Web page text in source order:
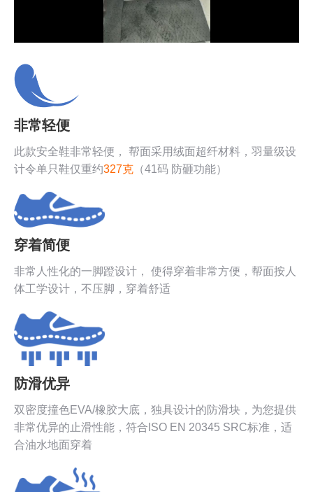
视
非常轻便
此款安全鞋非常轻便， 帮面采用绒面超纤材料，羽量级设
计令单只鞋仅重约327克 （41码 防砸功能）
穿着简便
非常人性化的一脚蹬设计， 使得穿着非常方便，帮面按人
体工学设计，不压脚，穿着舒适
防滑优异
双密度撞色EVA/橡胶大底，独具设计的防滑块，为您提供
非常优异的止滑性能，符合ISO EN 20345 SRC标准，适
合油水地面穿着